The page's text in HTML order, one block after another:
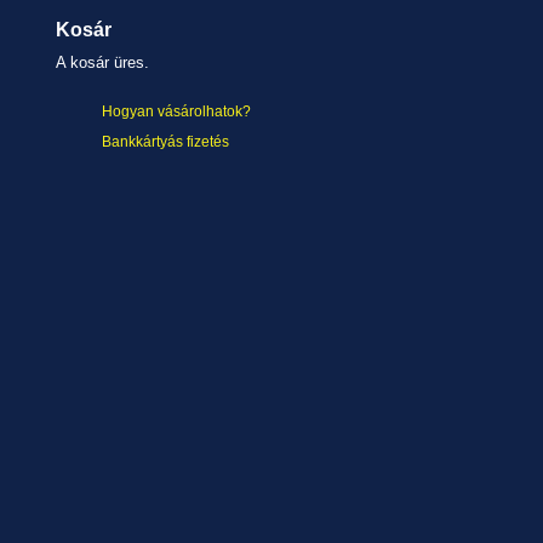
Kosár
A kosár üres.
Hogyan vásárolhatok?
Bankkártyás fizetés